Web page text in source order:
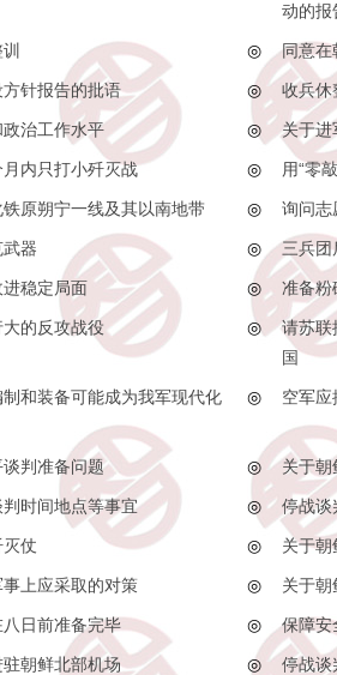
动的报
◎ 同意在
针报告的批语 ◎ 收兵休
治工作水平 ◎ 关于进
内只打小歼灭战 ◎ 用“零
原朔宁一线及其以南地带 ◎ 询问志
器 ◎ 三兵团
稳定局面 ◎ 准备粉
的反攻战役 ◎
请苏联
国
和装备可能成为我军现代化
◎ 空军应
判准备问题 ◎ 关于朝
时间地点等事宜 ◎ 停战谈
仗 ◎ 关于朝
上应采取的对策 ◎ 关于朝
日前准备完毕 ◎ 保障安
朝鲜北部机场 ◎ 停战谈